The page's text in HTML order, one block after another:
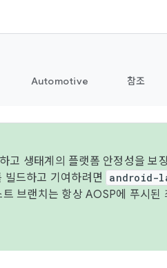
Automotive 참조
고 생태계의 플랫폼 안정성을 보
드하고 기여하려면
android-
트 브랜치는 항상 AOSP에 푸시된